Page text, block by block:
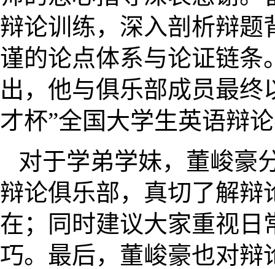
辩论训练，深入剖析辩题
谨的论点体系与论证链条
出，他与俱乐部成员最终
才杯”全国大学生英语辩
对于学弟学妹，董峻豪
辩论俱乐部，真切了解辩
在；同时建议大家重视日
巧。最后，董峻豪也对辩